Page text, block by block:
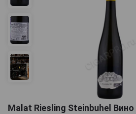
Malat Riesling Steinbuhel